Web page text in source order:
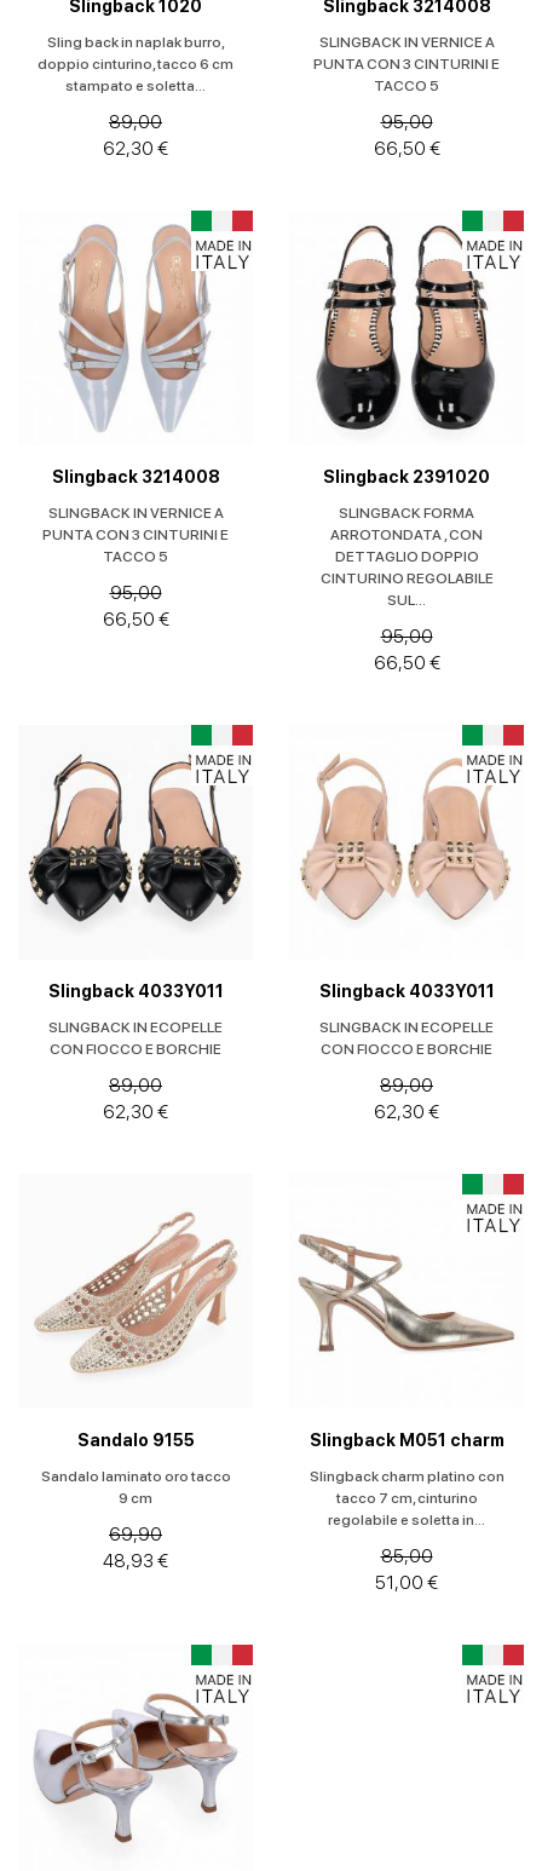
Slingback 1020
Sling back in naplak burro,
doppio cinturino, tacco 6 cm
stampato e soletta...
89,00
62,30 €
Slingback 3214008
SLINGBACK IN VERNICE A
PUNTA CON 3 CINTURINI E
TACCO 5
95,00
66,50 €
Slingback 3214008
SLINGBACK IN VERNICE A
PUNTA CON 3 CINTURINI E
TACCO 5
95,00
66,50 €
Slingback 2391020
SLINGBACK FORMA
ARROTONDATA , CON
DETTAGLIO DOPPIO
CINTURINO REGOLABILE
SUL...
95,00
66,50 €
Slingback 4033Y011
SLINGBACK IN ECOPELLE
CON FIOCCO E BORCHIE
89,00
62,30 €
Slingback 4033Y011
SLINGBACK IN ECOPELLE
CON FIOCCO E BORCHIE
89,00
62,30 €
Sandalo 9155
Sandalo laminato oro tacco
9 cm
69,90
48,93 €
Slingback M051 charm
Slingback charm platino con
tacco 7 cm, cinturino
regolabile e soletta in...
85,00
51,00 €